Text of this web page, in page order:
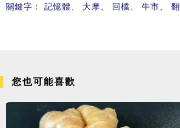
關鍵字： 記憶體 大摩 回檔 牛市
您也可能喜歡